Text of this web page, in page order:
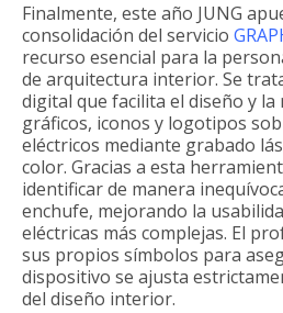
Finalmente, este año JUNG
consolidación del servicio
recurso esencial para la
de arquitectura interior. Se
digital que facilita el diseño y
gráficos, iconos y logotipos
eléctricos mediante grabado
color. Gracias a esta
identificar de manera
enchufe, mejorando la
eléctricas más complejas. El
sus propios símbolos para
dispositivo se ajusta
del diseño interior.